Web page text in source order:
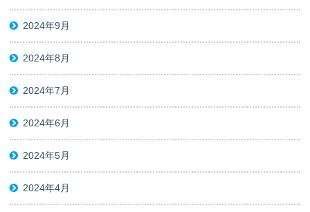
2024年9月
2024年8月
2024年7月
2024年6月
2024年5月
2024年4月